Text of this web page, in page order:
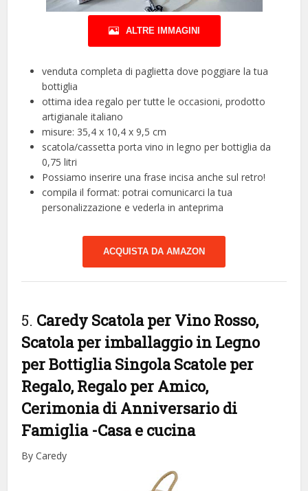
ALTRE IMMAGINI
venduta completa di paglietta dove poggiare la tua
bottiglia
ottima idea regalo per tutte le occasioni, prodotto
artigianale italiano
misure: 35,4 x 10,4 x 9,5 cm
scatola/cassetta porta vino in legno per bottiglia da
0,75 litri
Possiamo inserire una frase incisa anche sul retro!
compila il format: potrai comunicarci la tua
personalizzazione e vederla in anteprima
ACQUISTA DA AMAZON
5. Caredy Scatola per Vino Rosso,
Scatola per imballaggio in Legno
per Bottiglia Singola Scatole per
Regalo, Regalo per Amico,
Cerimonia di Anniversario di
Famiglia -Casa e cucina
By Caredy